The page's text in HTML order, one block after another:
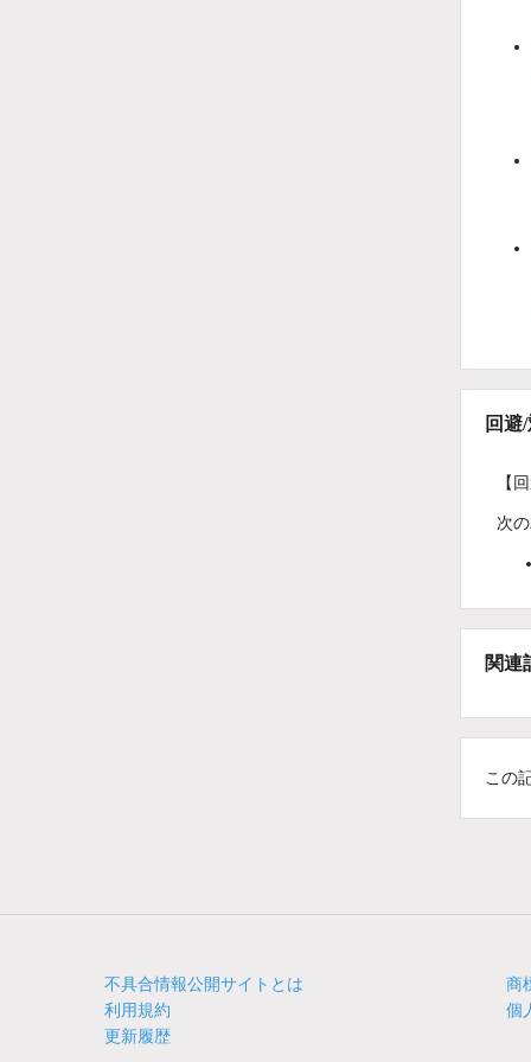
回避
【
次
関連
この
不具合情報公開サイトとは
利用規約
更新履歴
商
個